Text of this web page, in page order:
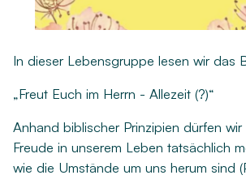
In dieser Lebensgruppe lesen wir das
„Freut Euch im Herrn - Allezeit (?)“
Anhand biblischer Prinzipien dürfen wir
Freude in unserem Leben tatsächlich
wie die Umstände um uns herum sind